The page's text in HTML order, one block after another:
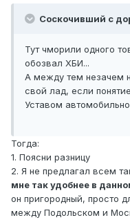
Соскочивший с
Тут чморили одного
обозвал ХБИ...
А между тем незачем
свой лад, если
Уставом
Тогда:
1. Поясни разницу
2. Я не предлагал всем
мне так удобнее в
он пригородный, просто
между Подольском и